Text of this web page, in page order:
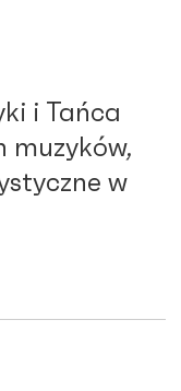
i Tańca
muzyków,
w